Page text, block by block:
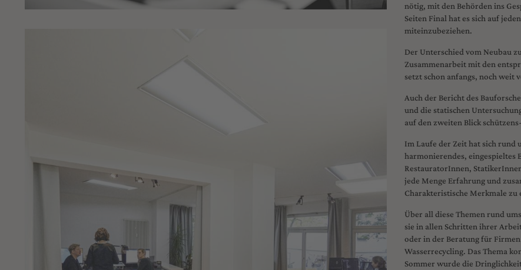
nötig, mit den Behörden ins
Seiten Final hat es sich auf
miteinzubeziehen.
Der Unterschied vom Neubau
Zusammenarbeit mit den
setzt schon anfangs, noch weit
Auch der Bericht des
und die statischen
auf den zweiten Blick
Im Laufe der Zeit hat sich rund
harmonierendes, eingespieltes
RestauratorInnen,
jede Menge Erfahrung und
Charakteristische Merkmale
Über all diese Themen rund
sie in allen Schritten ihrer
oder in der Beratung für
Wasserrecycling. Das Thema
Sommer wurde die